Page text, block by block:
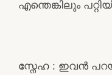
എന്തെങ്കിലും
സ്നേഹ : ഇവൻ